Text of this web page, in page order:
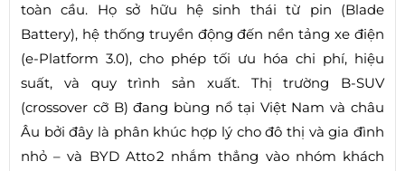
toàn cầu. Họ sở hữu hệ sinh thái từ pin (Blade
Battery), hệ thống truyền động đến nền tảng xe điện
(e‑Platform 3.0), cho phép tối ưu hóa chi phí, hiệu
suất, và quy trình sản xuất. Thị trường B‑SUV
(crossover cỡ B) đang bùng nổ tại Việt Nam và châu
Âu bởi đây là phân khúc hợp lý cho đô thị và gia đình
nhỏ – và BYD Atto 2 nhắm thẳng vào nhóm khách